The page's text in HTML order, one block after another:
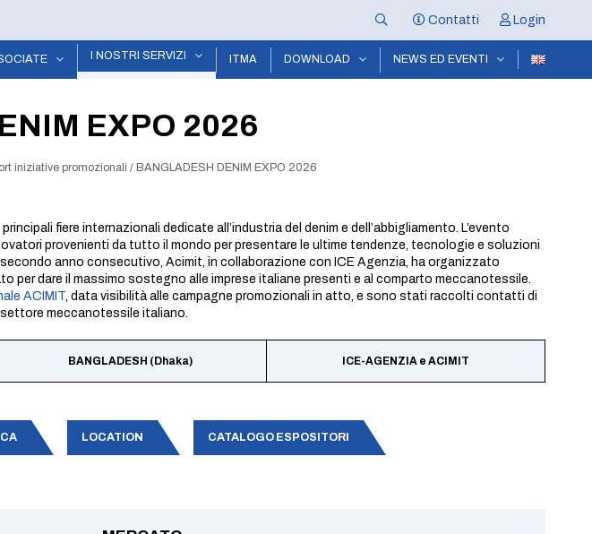
Contatti Login
I NOSTRI SERVIZI ITMA DOWNLOAD NEWS ED EVENTI
EXPO 2026
iniziative promozionali / BANGLADESH DENIM EXPO 2026
fiere internazionali dedicate all’industria del denim e dell’abbigliamento. L’evento
provenienti da tutto il mondo per presentare le ultime tendenze, tecnologie e soluzioni
secondo anno consecutivo, Acimit, in collaborazione con ICE Agenzia, ha organizzato
per dare il massimo sostegno alle imprese italiane presenti e al comparto meccanotessile.
ACIMIT, data visibilità alle campagne promozionali in atto, e sono stati raccolti contatti di
meccanotessile italiano.
BANGLADESH (Dhaka) ICE-AGENZIA e ACIMIT
LOCATION CATALOGO ESPOSITORI